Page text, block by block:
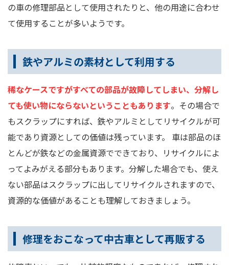
の車の修理部品として使用されたりと、他の用途に合わせ
て使用することが多いようです。
鉄やアルミの素材として利用する
稀なケースですがすべての部品が故障してしまい、分解し
ても使い物にならないということもあります。その場合で
もスクラップにすれば、鉄やアルミとしてリサイクルが可
能であり資源としての価値は残っています。 車は部品のほ
とんどが鉄などの金属資源でできており、リサイクルによ
ってよみがえる部分もあります。分解した場合でも、使え
ない部品はスクラップに出してリサイクルされますので、
資源的な価値があることも理解しておきましょう。
修理をおこなって中古車として再販する